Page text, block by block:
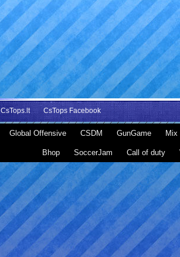
CsTops.lt CsTops Facebook
Global Offensive CSDM GunGame Mix
Bhop SoccerJam Call of duty